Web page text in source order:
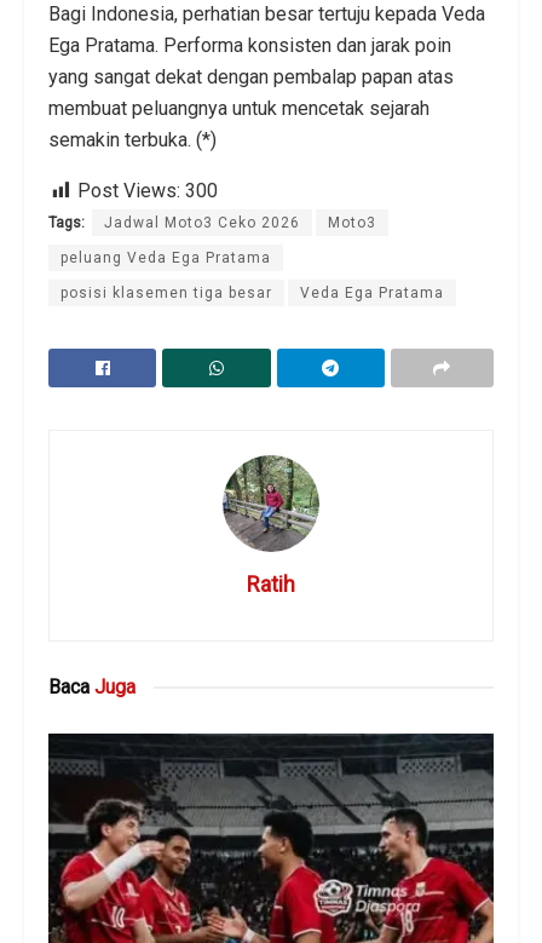
Bagi Indonesia, perhatian besar tertuju kepada Veda
Ega Pratama. Performa konsisten dan jarak poin
yang sangat dekat dengan pembalap papan atas
membuat peluangnya untuk mencetak sejarah
semakin terbuka. (*)
Post Views: 300
Tags: Jadwal Moto3 Ceko 2026 Moto3
peluang Veda Ega Pratama
posisi klasemen tiga besar Veda Ega Pratama
Ratih
Baca Juga